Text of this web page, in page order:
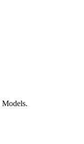
Models.